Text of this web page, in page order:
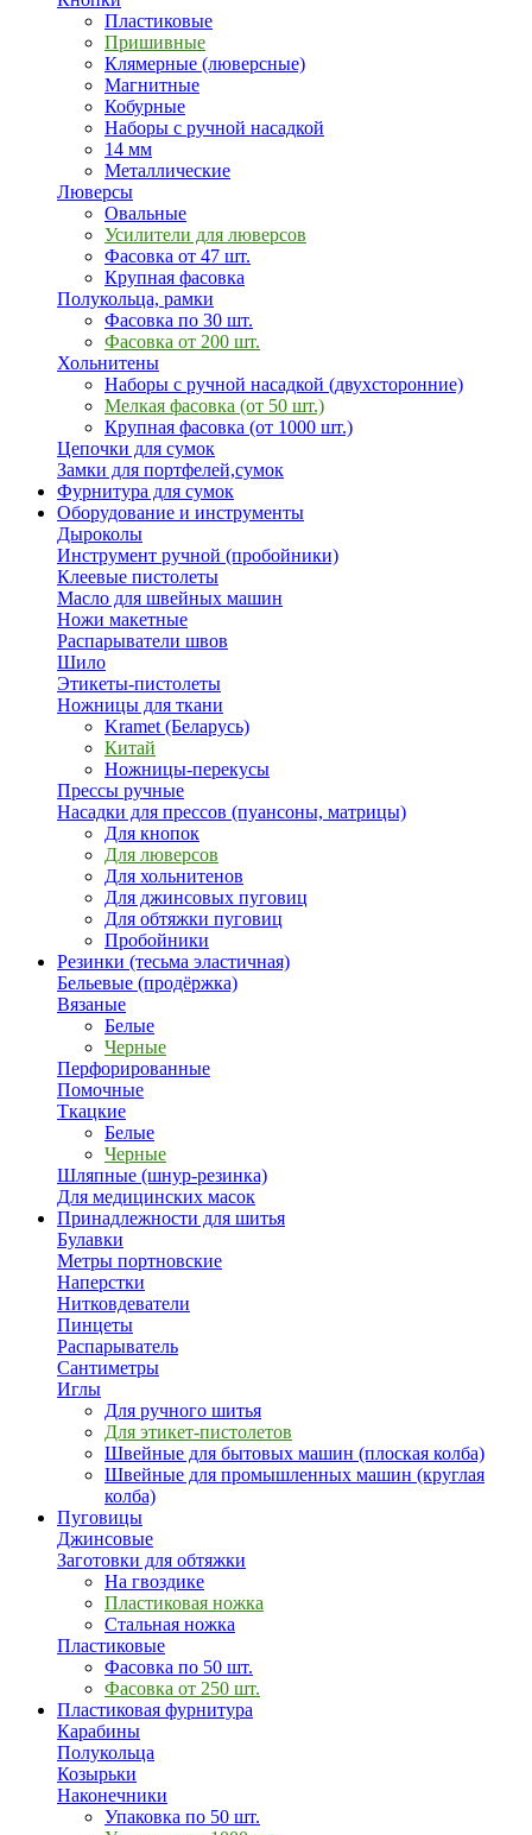
Пластиковые
Пришивные
Клямерные (люверсные)
Магнитные
Кобурные
Наборы с ручной насадкой
14 мм
Металлические
Люверсы
Овальные
Усилители для люверсов
Фасовка от 47 шт.
Крупная фасовка
Полукольца, рамки
Фасовка по 30 шт.
Фасовка от 200 шт.
Хольнитены
Наборы с ручной насадкой (двухсторонние)
Мелкая фасовка (от 50 шт.)
Крупная фасовка (от 1000 шт.)
Цепочки для сумок
Замки для портфелей,сумок
Фурнитура для сумок
Оборудование и инструменты
Дыроколы
Инструмент ручной (пробойники)
Клеевые пистолеты
Масло для швейных машин
Ножи макетные
Распарыватели швов
Шило
Этикеты-пистолеты
Ножницы для ткани
Kramet (Беларусь)
Китай
Ножницы-перекусы
Прессы ручные
Насадки для прессов (пуансоны, матрицы)
Для кнопок
Для люверсов
Для хольнитенов
Для джинсовых пуговиц
Для обтяжки пуговиц
Пробойники
Резинки (тесьма эластичная)
Бельевые (продёржка)
Вязаные
Белые
Черные
Перфорированные
Помочные
Ткацкие
Белые
Черные
Шляпные (шнур-резинка)
Для медицинских масок
Принадлежности для шитья
Булавки
Метры портновские
Наперстки
Нитковдеватели
Пинцеты
Распарыватель
Сантиметры
Иглы
Для ручного шитья
Для этикет-пистолетов
Швейные для бытовых машин (плоская колба)
Швейные для промышленных машин (круглая
колба)
Пуговицы
Джинсовые
Заготовки для обтяжки
На гвоздике
Пластиковая ножка
Стальная ножка
Пластиковые
Фасовка по 50 шт.
Фасовка от 250 шт.
Пластиковая фурнитура
Карабины
Полукольца
Козырьки
Наконечники
Упаковка по 50 шт.